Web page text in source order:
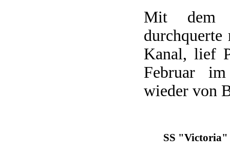
Mit dem
durchquerte
Kanal, lief
Februar
wieder von
SS "Victoria"